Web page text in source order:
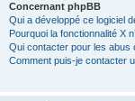
Concernant phpBB
Qui a développé ce logiciel
Pourquoi la fonctionnalité X
Qui contacter pour les abus
Comment puis-je contacter